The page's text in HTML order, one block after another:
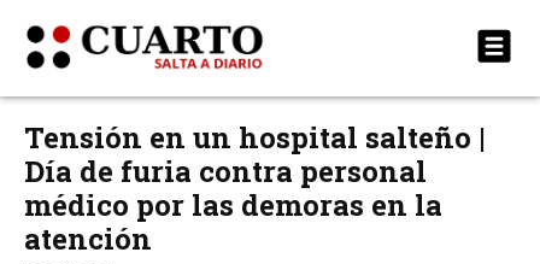
Tensión en un hospital salteño |
Día de furia contra personal
médico por las demoras en la
atención